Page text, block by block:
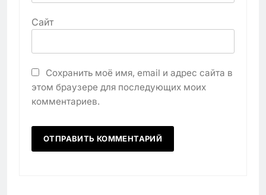
Сайт
Сохранить моё имя, email и адрес сайта в
этом браузере для последующих моих
комментариев.